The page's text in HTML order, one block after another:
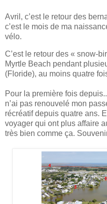
Avril, c’est le retour des
c’est le mois de ma
vélo.
C’est le retour des « snow-
Myrtle Beach pendant
(Floride), au moins quatre
Pour la première fois
n’ai pas renouvelé mon
récréatif depuis quatre ans.
voyager qui ont plus affaire
très bien comme ça.